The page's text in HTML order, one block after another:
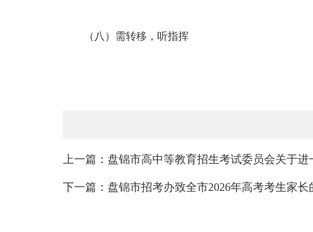
（八）需转移，听指挥
上一篇：盘锦市高中等教育招生考试委员会关于
下一篇：盘锦市招考办致全市2026年高考考生家长